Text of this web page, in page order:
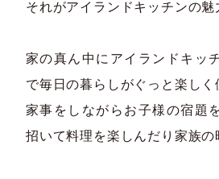
それがアイランドキッチンの魅
家の真ん中にアイランドキッ
で毎日の暮らしがぐっと楽しく
家事をしながらお子様の宿題
招いて料理を楽しんだり家族の